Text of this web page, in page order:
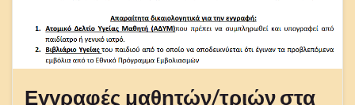
Εγγραφές μαθητών/τριών στα